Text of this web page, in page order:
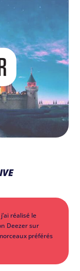
réalisé le
Deezer sur
préférés